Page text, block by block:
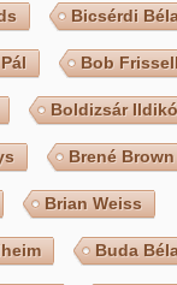
Bicsérdi
Bob Frissell
Boldizsár Ildikó
Brené Brown
Brian Weiss
Buda